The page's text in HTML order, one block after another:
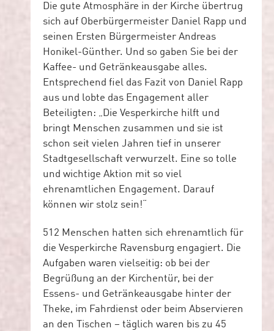
Die gute Atmosphäre in der Kirche übertrug
sich auf Oberbürgermeister Daniel Rapp und
seinen Ersten Bürgermeister Andreas
Honikel-Günther. Und so gaben Sie bei der
Kaffee- und Getränkeausgabe alles.
Entsprechend fiel das Fazit von Daniel Rapp
aus und lobte das Engagement aller
Beteiligten: „Die Vesperkirche hilft und
bringt Menschen zusammen und sie ist
schon seit vielen Jahren tief in unserer
Stadtgesellschaft verwurzelt. Eine so tolle
und wichtige Aktion mit so viel
ehrenamtlichen Engagement. Darauf
können wir stolz sein!“
512 Menschen hatten sich ehrenamtlich für
die Vesperkirche Ravensburg engagiert. Die
Aufgaben waren vielseitig: ob bei der
Begrüßung an der Kirchentür, bei der
Essens- und Getränkeausgabe hinter der
Theke, im Fahrdienst oder beim Abservieren
an den Tischen – täglich waren bis zu 45